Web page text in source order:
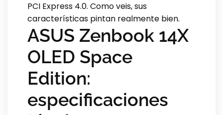
PCI Express 4.0. Como veis, sus
características pintan realmente bien.
ASUS Zenbook 14X
OLED Space
Edition:
especificaciones